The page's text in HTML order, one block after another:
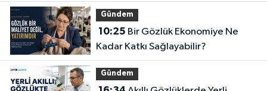
Yeterli mi?
Gündem
10:25
Kadar Katkı Sağlayabilir?
Gündem